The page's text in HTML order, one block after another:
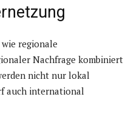
regionale
Nachfrage kombiniert
nicht nur lokal
auch international